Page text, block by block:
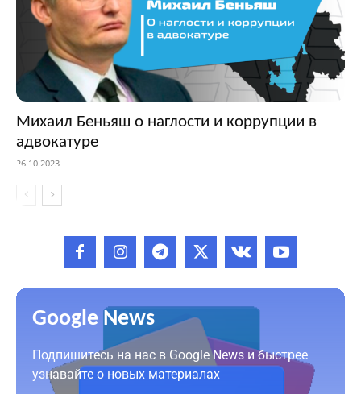
Михаил Беньяш о наглости и коррупции в
адвокатуре
26.10.2023
Google News
Подпишитесь на нас в Google News и быстрее
узнавайте о новых материалах